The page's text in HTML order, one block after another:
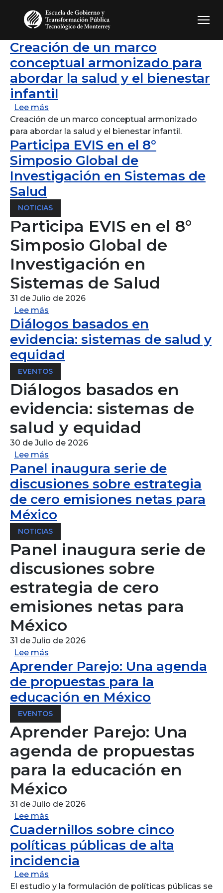
Pasar al contenido principal
Creación de un marco
conceptual armonizado para
abordar la salud y el bienestar
infantil
Lee más
Creación de un marco conceptual armonizado
para abordar la salud y el bienestar infantil.
Participa EVIS en el 8°
Simposio Global de
Investigación en Sistemas de
Salud
NOTICIAS
Participa EVIS en el 8°
Simposio Global de
Investigación en
Sistemas de Salud
31 de Julio de 2026
Lee más
Diálogos basados en
evidencia: sistemas de salud y
equidad
EVENTOS
Diálogos basados en
evidencia: sistemas de
salud y equidad
30 de Julio de 2026
Lee más
Panel inaugura serie de
discusiones sobre estrategia
de cero emisiones netas para
México
NOTICIAS
Panel inaugura serie de
discusiones sobre
estrategia de cero
emisiones netas para
México
31 de Julio de 2026
Lee más
Aprender Parejo: Una agenda
de propuestas para la
educación en México
EVENTOS
Aprender Parejo: Una
agenda de propuestas
para la educación en
México
31 de Julio de 2026
Lee más
Cuadernillos sobre cinco
políticas públicas de alta
incidencia
Lee más
El estudio y la formulación de políticas públicas se